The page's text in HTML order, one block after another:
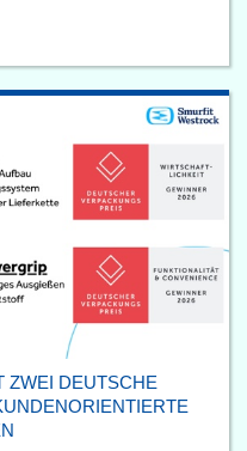
ZWEI DEUTSCHE